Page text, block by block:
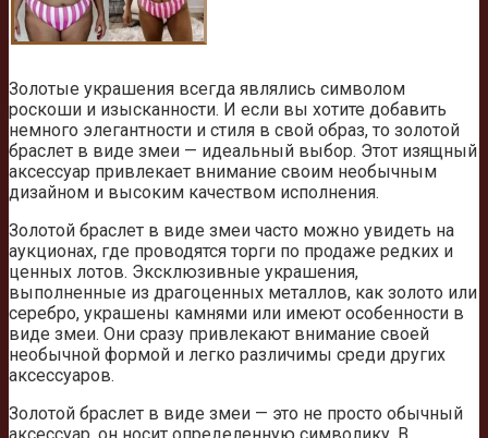
Золотые украшения всегда являлись символом
роскоши и изысканности. И если вы хотите добавить
немного элегантности и стиля в свой образ, то золотой
браслет в виде змеи — идеальный выбор. Этот изящный
аксессуар привлекает внимание своим необычным
дизайном и высоким качеством исполнения.
Золотой браслет в виде змеи часто можно увидеть на
аукционах, где проводятся торги по продаже редких и
ценных лотов. Эксклюзивные украшения,
выполненные из драгоценных металлов, как золото или
серебро, украшены камнями или имеют особенности в
виде змеи. Они сразу привлекают внимание своей
необычной формой и легко различимы среди других
аксессуаров.
Золотой браслет в виде змеи — это не просто обычный